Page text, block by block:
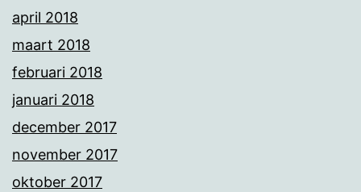
april 2018
maart 2018
februari 2018
januari 2018
december 2017
november 2017
oktober 2017